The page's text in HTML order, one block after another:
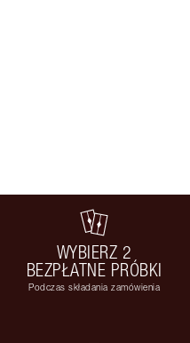
WYBIERZ 2
BEZPŁATNE PRÓBKI
Podczas składania zamówienia